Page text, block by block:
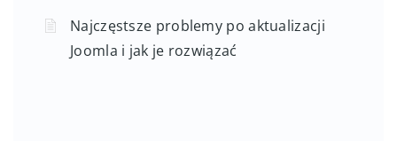
Najczęstsze problemy po aktualizacji
Joomla i jak je rozwiązać